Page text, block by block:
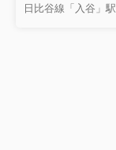
日比谷線「入谷」